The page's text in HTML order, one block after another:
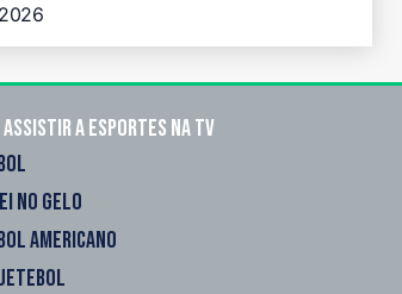
assistir a esportes na TV
NO GELO
AMERICANO